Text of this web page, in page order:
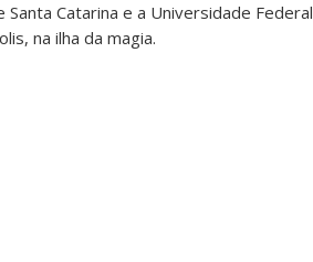
Catarina e a Universidade Federal
na ilha da magia.